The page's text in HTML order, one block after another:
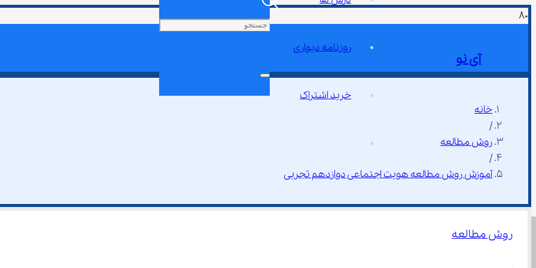
آی نو
روزنامه دیواری
خرید اشتراک
خانه
/
روش مطالعه
/
آموزش روش مطالعه هویت اجتماعی دوازدهم تجربی
روش مطالعه